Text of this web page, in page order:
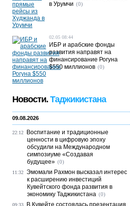
в Урумчи (0)
02.05 08:44
ИБР и арабские фонды
развития направят на
финансирование Рогуна
$550 миллионов (0)
Новости. Таджикистана
09.08.2026
22:12
Воспитание и традиционные
ценности в цифровую эпоху
обсудили на Международном
симпозиуме «Создавая
будущее» (0)
11:32 Эмомали Рахмон высказал интерес
к расширению инвестиций
Кувейтского фонда развития в
экономику Таджикистана (0)
09:33
В Кувейте состоялась презентация